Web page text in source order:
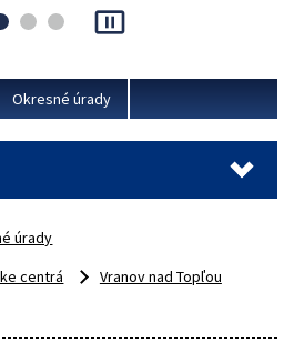
a Ministerstva vnútra SR.
pause_presentation
Okresné úrady
úrady
centrá
Vranov nad Topľou